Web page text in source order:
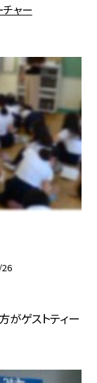
チャー
がゲストティー